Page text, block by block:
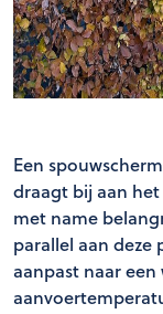
Een
draagt bij aan
met name
parallel aan
aanpast naar